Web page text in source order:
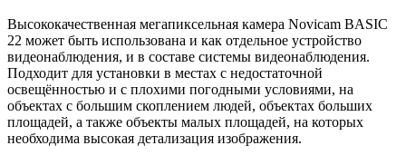
Высококачественная мегапиксельная камера Novicam BASIC
22 может быть использована и как отдельное устройство
видеонаблюдения, и в составе системы видеонаблюдения.
Подходит для установки в местах с недостаточной
освещённостью и с плохими погодными условиями, на
объектах с большим скоплением людей, объектах больших
площадей, а также объекты малых площадей, на которых
необходима высокая детализация изображения.